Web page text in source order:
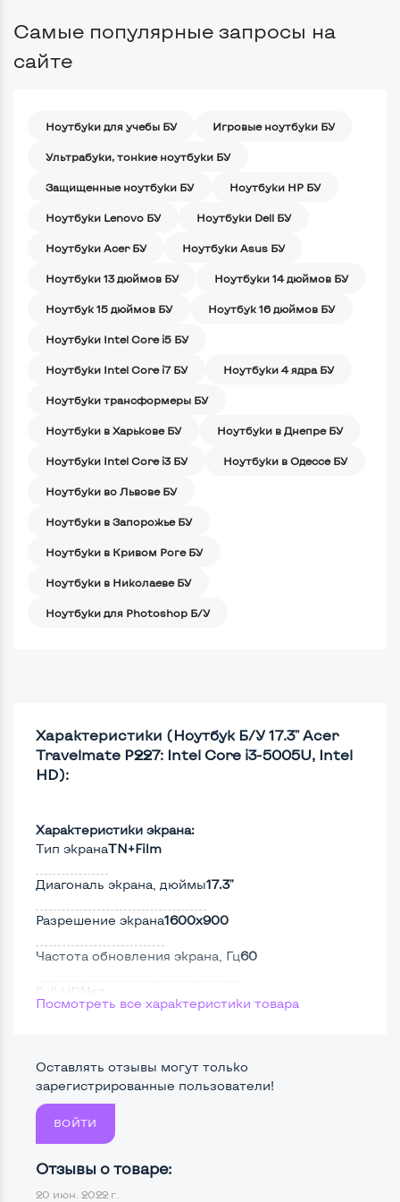
Самые популярные запросы на
сайте
Ноутбуки для учебы БУ Игровые ноутбуки БУ
Ультрабуки, тонкие ноутбуки БУ
Защищенные ноутбуки БУ Ноутбуки HP БУ
Ноутбуки Lenovo БУ Ноутбуки Dell БУ
Ноутбуки Acer БУ Ноутбуки Asus БУ
Ноутбуки 13 дюймов БУ Ноутбуки 14 дюймов БУ
Ноутбук 15 дюймов БУ Ноутбук 16 дюймов БУ
Ноутбуки Intel Core i5 БУ
Ноутбуки Intel Core i7 БУ Ноутбуки 4 ядра БУ
Ноутбуки трансформеры БУ
Ноутбуки в Харькове БУ Ноутбуки в Днепре БУ
Ноутбуки Intel Core i3 БУ Ноутбуки в Одессе БУ
Ноутбуки во Львове БУ
Ноутбуки в Запорожье БУ
Ноутбуки в Кривом Роге БУ
Ноутбуки в Николаеве БУ
Ноутбуки для Photoshop Б/У
Характеристики (Ноутбук Б/У 17.3" Acer
Travelmate P227: Intel Core i3-5005U, Intel
HD):
Характеристики экрана:
Тип экранаTN+Film
Диагональ экрана, дюймы17.3"
Разрешение экрана1600x900
Частота обновления экрана, Гц60
Full HD Нет
Поверхность дисплеяМатовая
Мощность:
Процессор Intel Core i3-5005U
Количество ядер / потоков
Посмотреть все характеристики товара
Оставлять отзывы могут только
зарегистрированные пользователи!
ВОЙТИ
Отзывы о товаре:
20 июн. 2022 г.